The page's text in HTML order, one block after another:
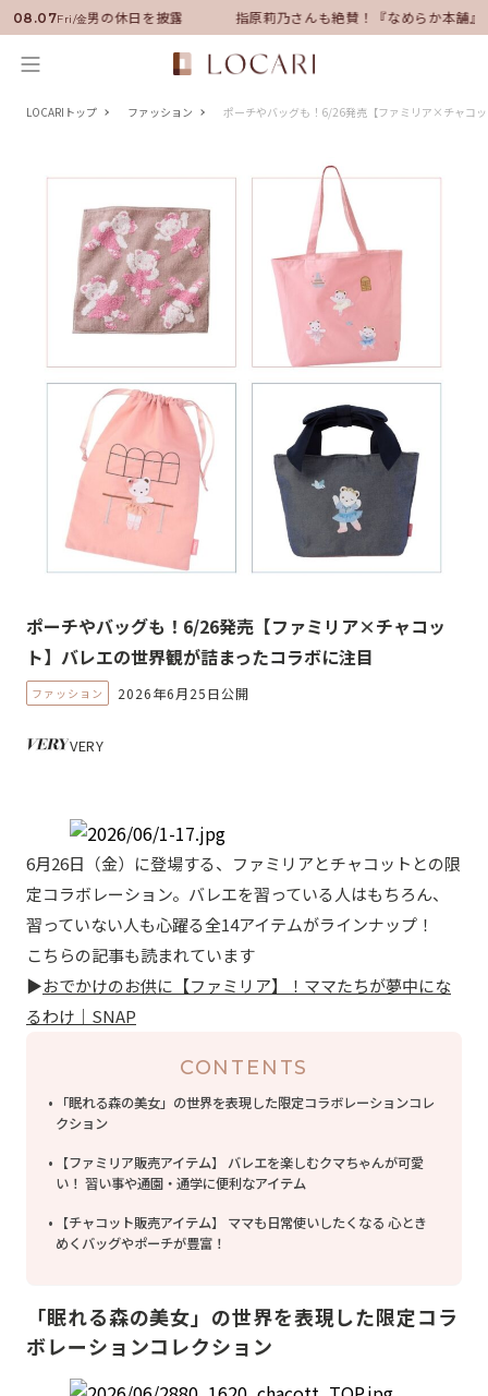
08.07Fri/金
就任！いい男の休日を披露 指原莉乃さんも絶賛！『なめらか本舗』
LOCARIトップ ファッション ポーチやバッグも！6/26発売【ファミリア×チャコ
ポーチやバッグも！6/26発売【ファミリア×チャコッ
ト】バレエの世界観が詰まったコラボに注目
ファッション 2026年6月25日公開
VERY
6月26日（金）に登場する、ファミリアとチャコットとの限
定コラボレーション。バレエを習っている人はもちろん、
習っていない人も心躍る全14アイテムがラインナップ！
こちらの記事も読まれています
▶おでかけのお供に【ファミリア】！ママたちが夢中にな
るわけ｜SNAP
CONTENTS
「眠れる森の美女」の世界を表現した限定コラボレーションコレ
クション
【ファミリア販売アイテム】 バレエを楽しむクマちゃんが可愛
い！ 習い事や通園・通学に便利なアイテム
【チャコット販売アイテム】 ママも日常使いしたくなる 心とき
めくバッグやポーチが豊富！
「眠れる森の美女」の世界を表現した限定コラ
ボレーションコレクション